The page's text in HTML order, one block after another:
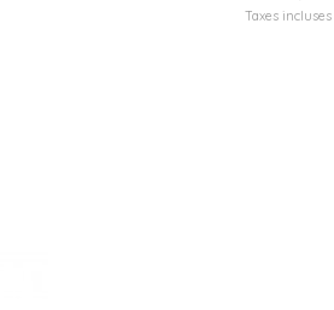
Taxes incluses